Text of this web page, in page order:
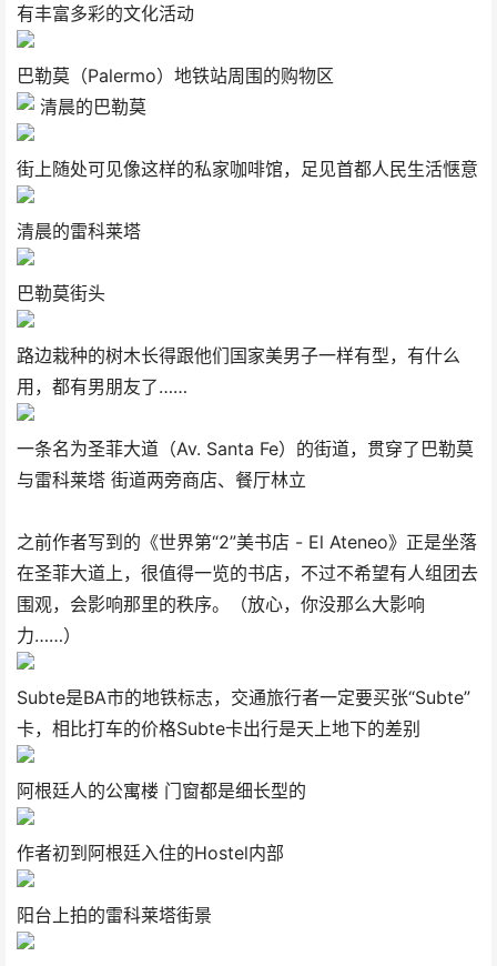
有丰富多彩的文化活动
巴勒莫（Palermo）地铁站周围的购物区
清晨的巴勒莫
街上随处可见像这样的私家咖啡馆，足见首都人民生活惬意
清晨的雷科莱塔
巴勒莫街头
路边栽种的树木长得跟他们国家美男子一样有型，有什么
用，都有男朋友了……
一条名为圣菲大道（Av. Santa Fe）的街道，贯穿了巴勒莫
与雷科莱塔 街道两旁商店、餐厅林立
之前作者写到的《世界第“2”美书店 - El Ateneo》正是坐落
在圣菲大道上，很值得一览的书店，不过不希望有人组团去
围观，会影响那里的秩序。（放心，你没那么大影响
力……）
Subte是BA市的地铁标志，交通旅行者一定要买张“Subte”
卡，相比打车的价格Subte卡出行是天上地下的差别
阿根廷人的公寓楼 门窗都是细长型的
作者初到阿根廷入住的Hostel内部
阳台上拍的雷科莱塔街景